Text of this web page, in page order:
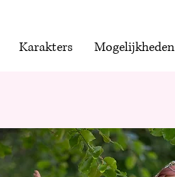
Karakters Mogelijkheden